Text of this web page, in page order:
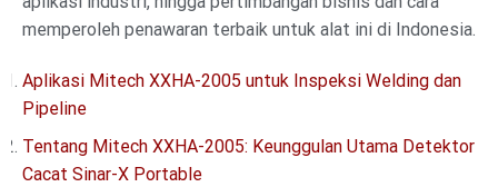
memperoleh penawaran terbaik untuk alat ini di Indonesia.
Aplikasi Mitech XXHA-2005 untuk Inspeksi Welding dan
Pipeline
Tentang Mitech XXHA-2005: Keunggulan Utama Detektor
Cacat Sinar-X Portable